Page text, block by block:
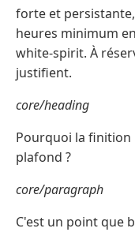
forte et
heures minimum
white-spirit. À
justifient.
core/heading
Pourquoi la finition
plafond ?
core/paragraph
C'est un point que